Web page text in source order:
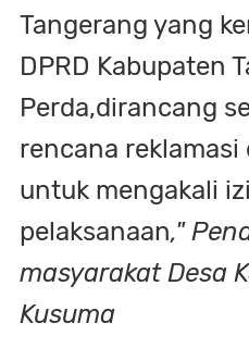
Tangerang yang
DPRD Kabupaten
Perda,dirancang
rencana
untuk mengakali
pelaksanaan,"
masyarakat Desa
Kusuma